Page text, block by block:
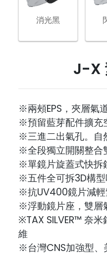
消光黑
J-X
※兩頰EPS，夾層氣
※預留藍芽配件擴充
※三進二出氣孔。自
※全段獨立開關整合
※單鏡片旋蓋式快拆
※五件全可拆3D構
※抗UV400鏡片減
※浮動鏡片座，雙層
※TAX SILVER™ 奈
維
※台灣CNS加強型、